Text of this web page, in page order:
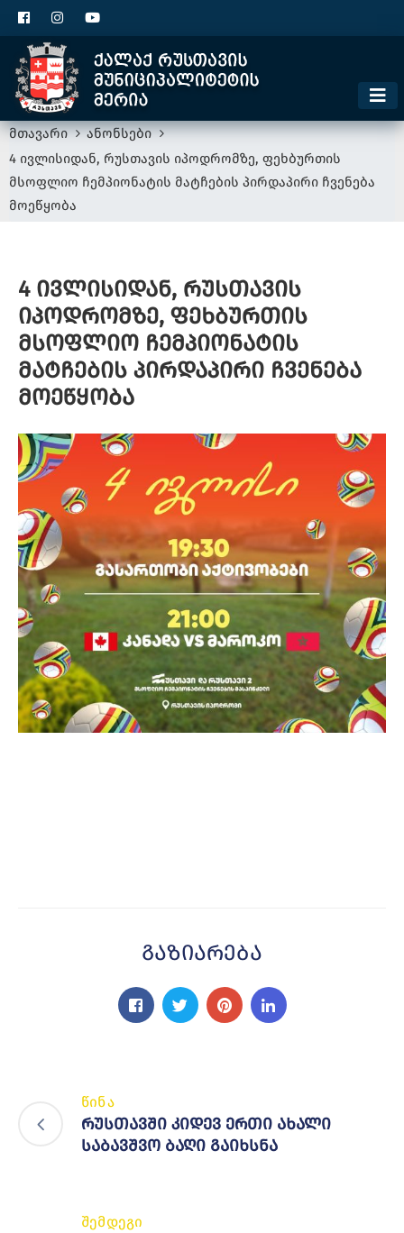
მთავარი
ანონსები
4 ივლისიდან, რუსთავის იპოდრომზე, ფეხბურთის
მსოფლიო ჩემპიონატის მატჩების პირდაპირი ჩვენება
მოეწყობა
4 ივლისიდან, რუსთავის
იპოდრომზე, ფეხბურთის
მსოფლიო ჩემპიონატის
მატჩების პირდაპირი ჩვენება
მოეწყობა
Გაზიარება
წინა
რუსთავში კიდევ ერთი ახალი
საბავშვო ბაღი გაიხსნა
შემდეგი